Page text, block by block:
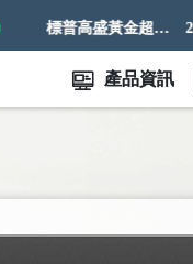
標普高盛黃金超額回報指數
產品資訊